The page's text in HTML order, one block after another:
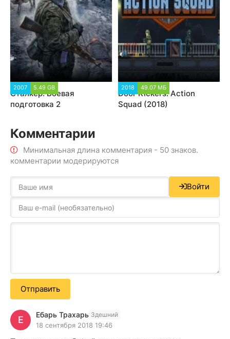
2007 5.49 GB
Сталкер: Боевая
подготовка 2
2018 49.07 МБ
Door Kickers: Action
Squad (2018)
Комментарии
Минимальная длина комментария - 50 знаков.
комментарии модерируются
Войти
Отправить
Е Ебарь Трахарь Здешний
18 сентября 2018 19:46